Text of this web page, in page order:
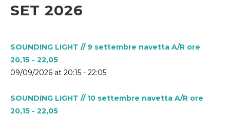
SET 2026
SOUNDING LIGHT // 9 settembre navetta A/R ore
20,15 - 22,05
09/09/2026 at 20:15 - 22:05
SOUNDING LIGHT // 10 settembre navetta A/R ore
20,15 - 22,05